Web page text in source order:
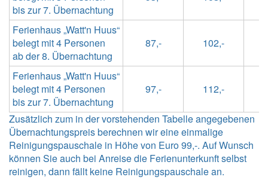
bis zur 7. Übernachtung
Ferienhaus „Watt'n Huus“
belegt mit 4 Personen
ab der 8. Übernachtung
Ferienhaus „Watt'n Huus“
belegt mit 4 Personen
bis zur 7. Übernachtung
87,- 102,-
97,- 112,-
Zusätzlich zum in der vorstehenden Tabelle angegebenen
Übernachtungspreis berechnen wir eine einmalige
Reinigungspauschale in Höhe von Euro 99,-. Auf Wunsch
können Sie auch bei Anreise die Ferienunterkunft selbst
reinigen, dann fällt keine Reinigungspauschale an.